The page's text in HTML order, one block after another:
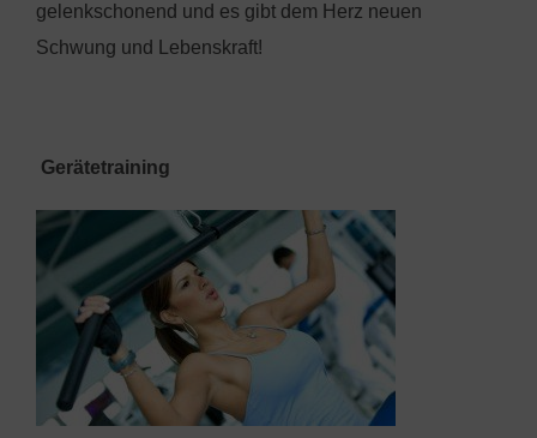
gelenkschonend und es gibt dem Herz neuen
Schwung und Lebenskraft!
Gerätetraining